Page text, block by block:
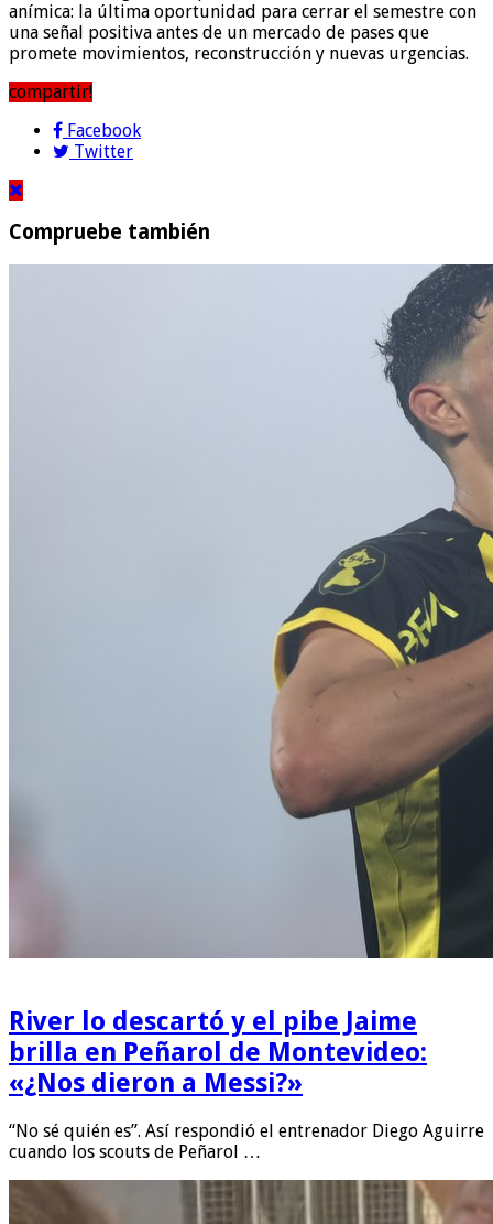
anímica: la última oportunidad para cerrar el semestre con
una señal positiva antes de un mercado de pases que
promete movimientos, reconstrucción y nuevas urgencias.
compartir!
Facebook
Twitter
Compruebe también
River lo descartó y el pibe Jaime
brilla en Peñarol de Montevideo:
«¿Nos dieron a Messi?»
“No sé quién es”. Así respondió el entrenador Diego Aguirre
cuando los scouts de Peñarol …